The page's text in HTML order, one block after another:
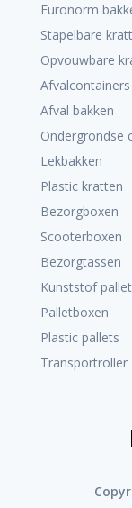
Euronorm
Stapelbare
Opvouwbare
Afvalcontainers
Afval bakken
Ondergrondse
Lekbakken
Plastic kratten
Bezorgboxen
Scooterboxen
Bezorgtassen
Kunststof
Palletboxen
Plastic pallets
Transportroller